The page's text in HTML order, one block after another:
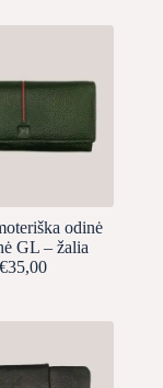
odinė
GL – žalia
€35,00